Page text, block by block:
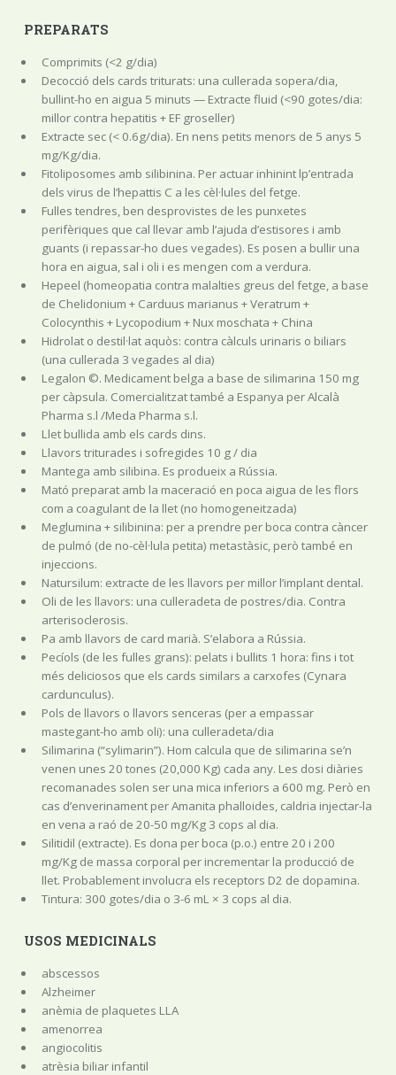
PREPARATS
Comprimits (<2 g/dia)
Decocció dels cards triturats: una cullerada sopera/dia,
bullint-ho en aigua 5 minuts — Extracte fluid (<90 gotes/dia:
millor contra hepatitis + EF groseller)
Extracte sec (< 0.6g/dia). En nens petits menors de 5 anys 5
mg/Kg/dia.
Fitoliposomes amb silibinina. Per actuar inhinint lp’entrada
dels virus de l’hepattis C a les cèl·lules del fetge.
Fulles tendres, ben desprovistes de les punxetes
perifèriques que cal llevar amb l’ajuda d’estisores i amb
guants (i repassar-ho dues vegades). Es posen a bullir una
hora en aigua, sal i oli i es mengen com a verdura.
Hepeel (homeopatia contra malalties greus del fetge, a base
de Chelidonium + Carduus marianus + Veratrum +
Colocynthis + Lycopodium + Nux moschata + China
Hidrolat o destil·lat aquòs: contra càlculs urinaris o biliars
(una cullerada 3 vegades al dia)
Legalon ©. Medicament belga a base de silimarina 150 mg
per càpsula. Comercialitzat també a Espanya per Alcalà
Pharma s.l /Meda Pharma s.l.
Llet bullida amb els cards dins.
Llavors triturades i sofregides 10 g / dia
Mantega amb silibina. Es produeix a Rússia.
Mató preparat amb la maceració en poca aigua de les flors
com a coagulant de la llet (no homogeneitzada)
Meglumina + silibinina: per a prendre per boca contra càncer
de pulmó (de no-cèl·lula petita) metastàsic, però també en
injeccions.
Natursilum: extracte de les llavors per millor l’implant dental.
Oli de les llavors: una culleradeta de postres/dia. Contra
arterisoclerosis.
Pa amb llavors de card marià. S’elabora a Rússia.
Pecíols (de les fulles grans): pelats i bullits 1 hora: fins i tot
més deliciosos que els cards similars a carxofes (Cynara
cardunculus).
Pols de llavors o llavors senceras (per a empassar
mastegant-ho amb oli): una culleradeta/dia
Silimarina (“sylimarin”). Hom calcula que de silimarina se’n
venen unes 20 tones (20,000 Kg) cada any. Les dosi diàries
recomanades solen ser una mica inferiors a 600 mg. Però en
cas d’enverinament per Amanita phalloides, caldria injectar-la
en vena a raó de 20-50 mg/Kg 3 cops al dia.
Silitidil (extracte). Es dona per boca (p.o.) entre 20 i 200
mg/Kg de massa corporal per incrementar la producció de
llet. Probablement involucra els receptors D2 de dopamina.
Tintura: 300 gotes/dia o 3-6 mL × 3 cops al dia.
USOS MEDICINALS
abscessos
Alzheimer
anèmia de plaquetes LLA
amenorrea
angiocolitis
atrèsia biliar infantil